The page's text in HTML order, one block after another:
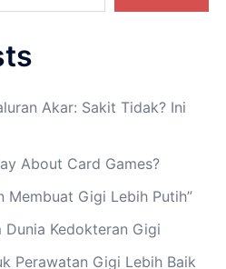
Akar: Sakit Tidak? Ini
About Card Games?
Membuat Gigi Lebih Putih”
Kedokteran Gigi
Perawatan Gigi Lebih Baik